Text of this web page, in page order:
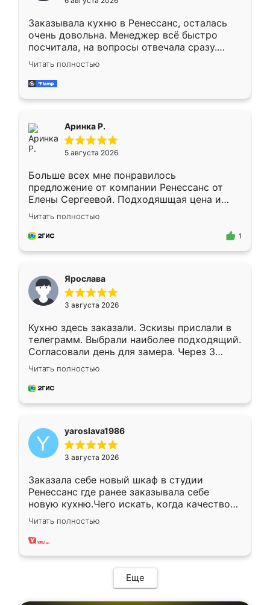
мебели буду заказывать только здесь.
Заказывала кухню в Ренессанс, осталась
очень довольна. Менеджер всё быстро
посчитала, на вопросы отвечала сразу.
Замерщик приехал в субботу, подошёл к
делу со всей ответственностью. Собрали
за день, ребята работали аккуратно, даже
Читать полностью
Аринка Р.
5 августа 2026
Больше всех мне понравилось
предложение от компании Ренессанс от
Елены Сергеевой. Подходяшщая цена и
короткие сроки изготовления. Приехавший
для замера сотрудник Владислав
предложил по моему эскизу самый
Читать полностью
1
Ярослава
3 августа 2026
Кухню здесь заказали. Эскизы прислали в
телеграмм. Выбрали наиболее подходящий.
Согласовали день для замера. Через 3
недели кухня была уже готова. Остались
довольны работой. Спасибо Ренессанс
мебель за качественную работу!
Читать полностью
yaroslava1986
3 августа 2026
Заказала себе новый шкаф в студии
Ренессанс где ранее заказывала себе
новую кухню.Чего искать, когда качеством
вполне довольна. Служит кухня уже почти
два года, нареканий нет.
Читать полностью
Еще